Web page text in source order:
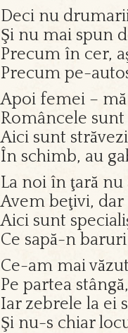
Deci nu
Şi nu mai spun
Precum în cer,
Precum pe-
Apoi femei –
Româncele
Aici sunt
În schimb, au
La noi în ţară
Avem beţivi,
Aici sunt
Ce sapă-n
Ce-am mai
Pe partea
Iar zebrele la ei
Şi nu-s chiar